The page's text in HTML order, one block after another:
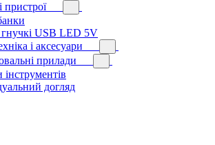
пристрої
USB LED 5V
і аксесуари
прилади
догляд